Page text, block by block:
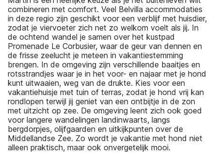
combineren met comfort. Veel Belvilla accommodaties
in deze regio zijn geschikt voor een verblijf met huisdier,
zodat je viervoeter zich net zo welkom voelt als jij. In
de ochtend wandel je samen over het kustpad
Promenade Le Corbusier, waar de geur van dennen en
de frisse zeelucht je meteen in vakantiestemming
brengen. In de omgeving zijn verschillende baaitjes en
rotsstrandjes waar je in het voor- en najaar met je hond
kunt uitwaaien, weg van de drukte. Kies voor een
vakantiehuisje met tuin of terras, zodat je hond vrij kan
rondlopen terwijl jij geniet van een ontbijtje in de zon
met uitzicht op zee. De omgeving leent zich ook goed
voor langere wandelingen landinwaarts, langs
bergdorpjes, olijfgaarden en uitkijkpunten over de
Middellandse Zee. Zo wordt je vakantie met hond niet
alleen praktisch, maar ook onvergetelijk mooi.